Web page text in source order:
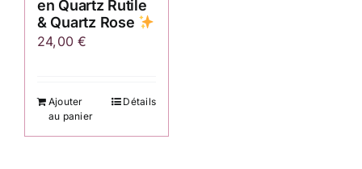
en Quartz Rutile
& Quartz Rose
24,00€
Ajouter
au panier
Détails